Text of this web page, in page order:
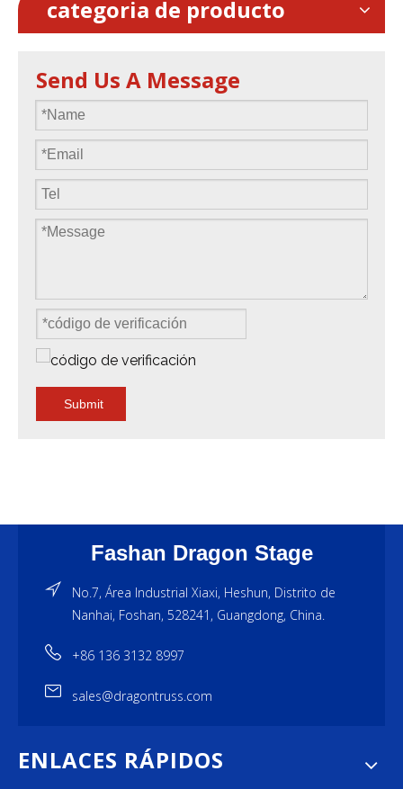
categoria de producto
Send Us A Message
Submit
Fashan Dragon Stage
No.7, Área Industrial Xiaxi, Heshun, Distrito de
Nanhai, Foshan, 528241, Guangdong, China.
+86 136 3132 8997
sales@dragontruss.com
ENLACES RÁPIDOS